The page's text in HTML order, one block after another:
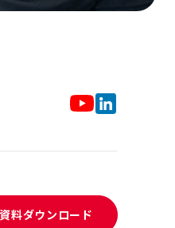
資料ダウンロード